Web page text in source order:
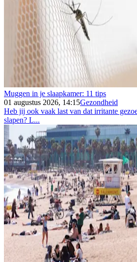
Muggen in je slaapkamer: 11 tips
01 augustus 2026, 14:15Gezondheid
Heb jij ook vaak last van dat irritante
slapen? L...